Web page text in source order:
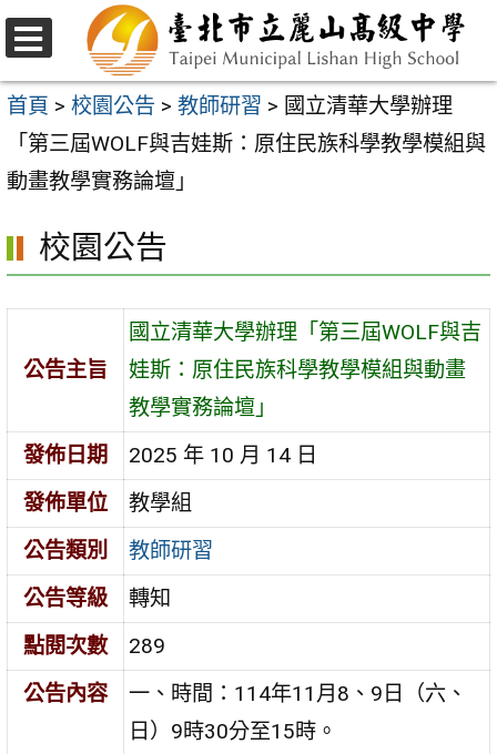
跳
至
主
內
區
選
單
首頁 > 校園公告 > 教師研習 > 國立清華大學辦理
「第三屆WOLF與吉娃斯：原住民族科學教學模組與
動畫教學實務論壇」
校園公告
公告主旨
國立清華大學辦理「第三屆WOLF與吉
娃斯：原住民族科學教學模組與動畫
教學實務論壇」
發佈日期
2025 年 10 月 14 日
發佈單位
教學組
公告類別
教師研習
公告等級
轉知
點閱次數
289
公告內容
一、時間：114年11月8、9日（六、
日）9時30分至15時。